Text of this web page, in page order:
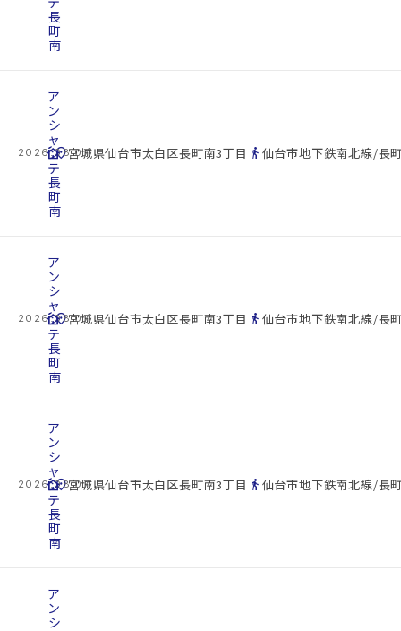
長
町
南
2026.08.07
cottage
ア
ン
シ
ャ
ン
テ
長
町
南
location_on宮城県仙台市太白区長町南3丁目 directions_walk 仙台市地下鉄南北線/長
2026.08.07
cottage
ア
ン
シ
ャ
ン
テ
長
町
南
location_on宮城県仙台市太白区長町南3丁目 directions_walk 仙台市地下鉄南北線/長
2026.08.07
cottage
ア
ン
シ
ャ
ン
テ
長
町
南
location_on宮城県仙台市太白区長町南3丁目 directions_walk 仙台市地下鉄南北線/長
ア
ン
シ